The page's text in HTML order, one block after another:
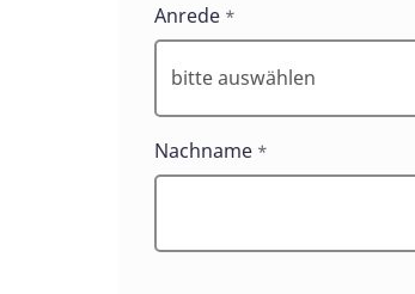
Anrede *
Nachname *